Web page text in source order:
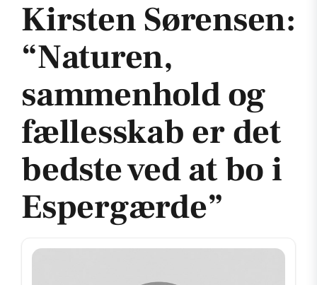
Kirsten Sørensen:
“Naturen,
sammenhold og
fællesskab er det
bedste ved at bo i
Espergærde”